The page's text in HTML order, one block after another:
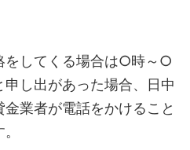
をしてくる場合は○時～○
し出があった場合、日中
業者が電話をかけること